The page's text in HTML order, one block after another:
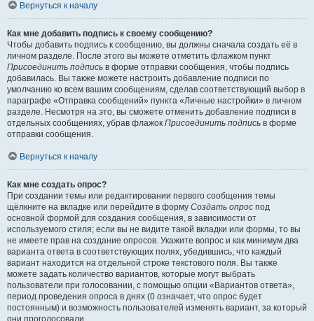
Вернуться к началу
Как мне добавить подпись к своему сообщению?
Чтобы добавить подпись к сообщению, вы должны сначала создать её в
личном разделе. После этого вы можете отметить флажком пункт
Присоединить подпись в форме отправки сообщения, чтобы подпись
добавилась. Вы также можете настроить добавление подписи по
умолчанию ко всем вашим сообщениям, сделав соответствующий выбор в
параграфе «Отправка сообщений» пункта «Личные настройки» в личном
разделе. Несмотря на это, вы сможете отменить добавление подписи в
отдельных сообщениях, убрав флажок Присоединить подпись в форме
отправки сообщения.
Вернуться к началу
Как мне создать опрос?
При создании темы или редактировании первого сообщения темы
щёлкните на вкладке или перейдите в форму Создать опрос под
основной формой для создания сообщения, в зависимости от
используемого стиля; если вы не видите такой вкладки или формы, то вы
не имеете прав на создание опросов. Укажите вопрос и как минимум два
варианта ответа в соответствующих полях, убедившись, что каждый
вариант находится на отдельной строке текстового поля. Вы также
можете задать количество вариантов, которые могут выбрать
пользователи при голосовании, с помощью опции «Вариантов ответа»,
период проведения опроса в днях (0 означает, что опрос будет
постоянным) и возможность пользователей изменять вариант, за который